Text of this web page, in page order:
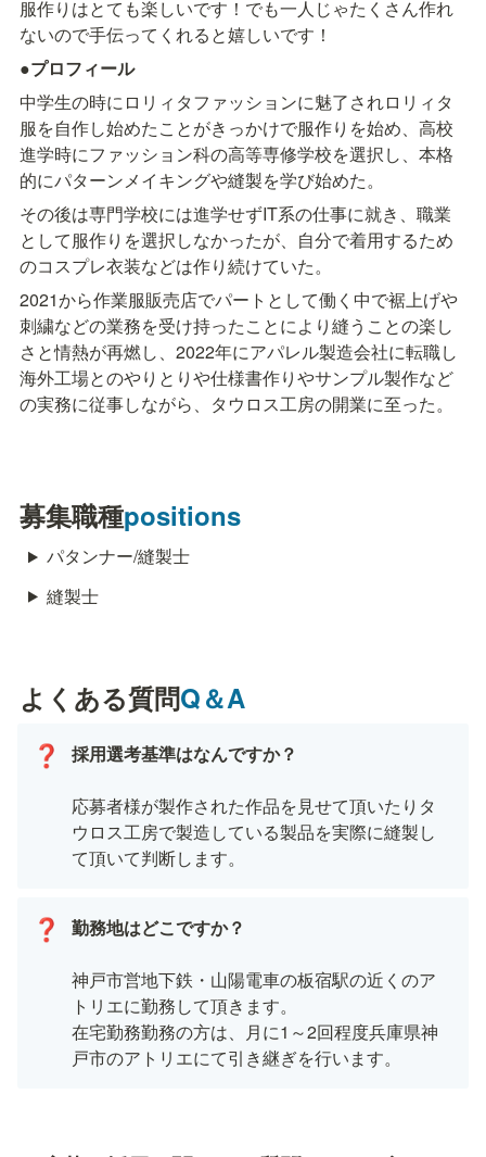
服作りはとても楽しいです！でも一人じゃたくさん作れ
ないので手伝ってくれると嬉しいです！
●プロフィール
中学生の時にロリィタファッションに魅了されロリィタ
服を自作し始めたことがきっかけで服作りを始め、高校
進学時にファッション科の高等専修学校を選択し、本格
的にパターンメイキングや縫製を学び始めた。
その後は専門学校には進学せずIT系の仕事に就き、職業
として服作りを選択しなかったが、自分で着用するため
のコスプレ衣装などは作り続けていた。
2021から作業服販売店でパートとして働く中で裾上げや
刺繍などの業務を受け持ったことにより縫うことの楽し
さと情熱が再燃し、2022年にアパレル製造会社に転職し
海外工場とのやりとりや仕様書作りやサンプル製作など
の実務に従事しながら、タウロス工房の開業に至った。
募集職種positions
パタンナー/縫製士
縫製士
よくある質問Q＆A
❓
応募者様が製作された作品を見せて頂いたりタ
ウロス工房で製造している製品を実際に縫製し
て頂いて判断します。
❓ 勤務地はどこですか？
神戸市営地下鉄・山陽電車の板宿駅の近くのア
トリエに勤務して頂きます。
在宅勤務勤務の方は、月に1～2回程度兵庫県神
戸市のアトリエにて引き継ぎを行います。